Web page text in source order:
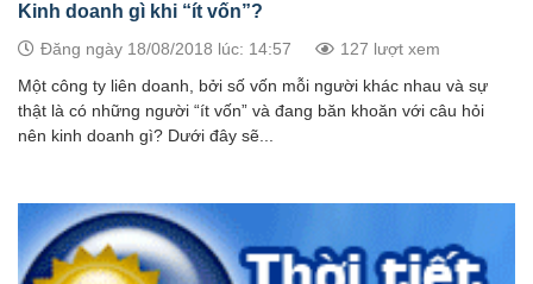
Kinh doanh gì khi “ít vốn”?
Đăng ngày 18/08/2018 lúc: 14:57 127 lượt xem
Một công ty liên doanh, bởi số vốn mỗi người khác nhau và sự
thật là có những người “ít vốn” và đang băn khoăn với câu hỏi
nên kinh doanh gì? Dưới đây sẽ...